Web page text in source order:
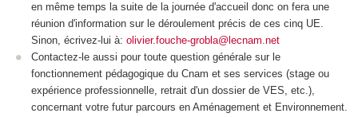
en même temps la suite de la journée d'accueil donc on fera une
réunion d'information sur le déroulement précis de ces cinq UE.
Sinon, écrivez-lui à: olivier.fouche-grobla@lecnam.net
Contactez-le aussi pour toute question générale sur le
fonctionnement pédagogique du Cnam et ses services (stage ou
expérience professionnelle, retrait d'un dossier de VES, etc.),
concernant votre futur parcours en Aménagement et Environnement.